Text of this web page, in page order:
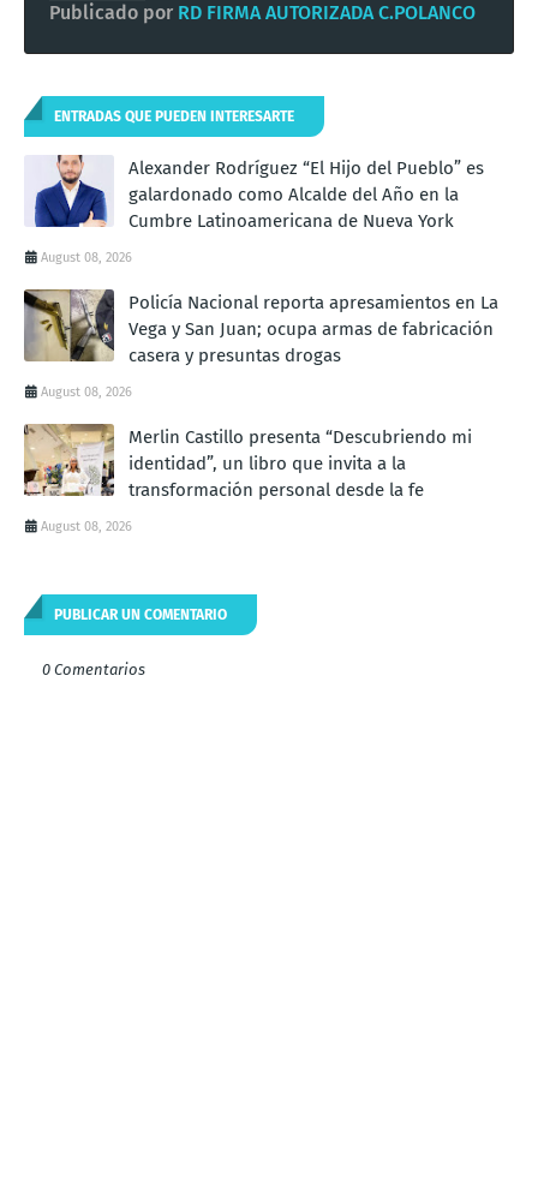
Publicado por RD FIRMA AUTORIZADA C.POLANCO
ENTRADAS QUE PUEDEN INTERESARTE
Alexander Rodríguez “El Hijo del Pueblo” es
galardonado como Alcalde del Año en la
Cumbre Latinoamericana de Nueva York
August 08, 2026
Policía Nacional reporta apresamientos en La
Vega y San Juan; ocupa armas de fabricación
casera y presuntas drogas
August 08, 2026
Merlin Castillo presenta “Descubriendo mi
identidad”, un libro que invita a la
transformación personal desde la fe
August 08, 2026
PUBLICAR UN COMENTARIO
0 Comentarios